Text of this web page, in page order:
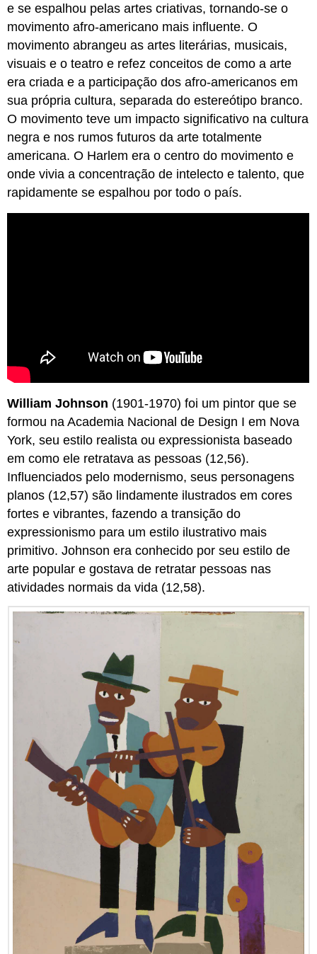
e se espalhou pelas artes criativas, tornando-se o
movimento afro-americano mais influente. O
movimento abrangeu as artes literárias, musicais,
visuais e o teatro e refez conceitos de como a arte
era criada e a participação dos afro-americanos em
sua própria cultura, separada do estereótipo branco.
O movimento teve um impacto significativo na cultura
negra e nos rumos futuros da arte totalmente
americana. O Harlem era o centro do movimento e
onde vivia a concentração de intelecto e talento, que
rapidamente se espalhou por todo o país.
William Johnson (1901-1970) foi um pintor que se
formou na Academia Nacional de Design I em Nova
York, seu estilo realista ou expressionista baseado
em como ele retratava as pessoas (12,56).
Influenciados pelo modernismo, seus personagens
planos (12,57) são lindamente ilustrados em cores
fortes e vibrantes, fazendo a transição do
expressionismo para um estilo ilustrativo mais
primitivo. Johnson era conhecido por seu estilo de
arte popular e gostava de retratar pessoas nas
atividades normais da vida (12,58).